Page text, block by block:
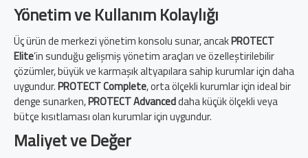
Yönetim ve Kullanım Kolaylığı
Üç ürün de merkezi yönetim konsolu sunar, ancakPROTECT
Elite’in sunduğu gelişmiş yönetim araçları ve özelleştirilebilir
çözümler, büyük ve karmaşık altyapılara sahip kurumlar için daha
uygundur.PROTECT Complete, orta ölçekli kurumlar için ideal bir
denge sunarken,PROTECT Advanceddaha küçük ölçekli veya
bütçe kısıtlaması olan kurumlar için uygundur.
Maliyet ve Değer